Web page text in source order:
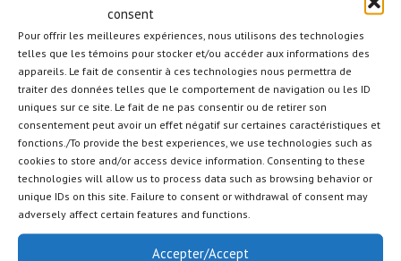
consent
Pour offrir les meilleures expériences, nous utilisons des technologies
telles que les témoins pour stocker et/ou accéder aux informations des
appareils. Le fait de consentir à ces technologies nous permettra de
traiter des données telles que le comportement de navigation ou les ID
uniques sur ce site. Le fait de ne pas consentir ou de retirer son
consentement peut avoir un effet négatif sur certaines caractéristiques et
fonctions./To provide the best experiences, we use technologies such as
cookies to store and/or access device information. Consenting to these
technologies will allow us to process data such as browsing behavior or
unique IDs on this site. Failure to consent or withdrawal of consent may
adversely affect certain features and functions.
Accepter/Accept